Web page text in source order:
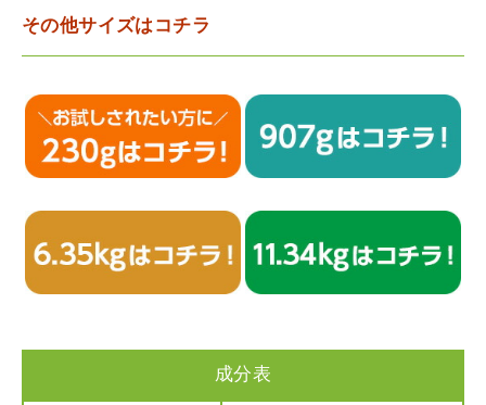
その他サイズはコチラ
成分表